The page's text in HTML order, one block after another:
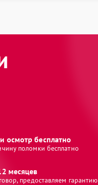
осмотр бесплатно
поломки бесплатно
месяцев
предоставляем гарантию